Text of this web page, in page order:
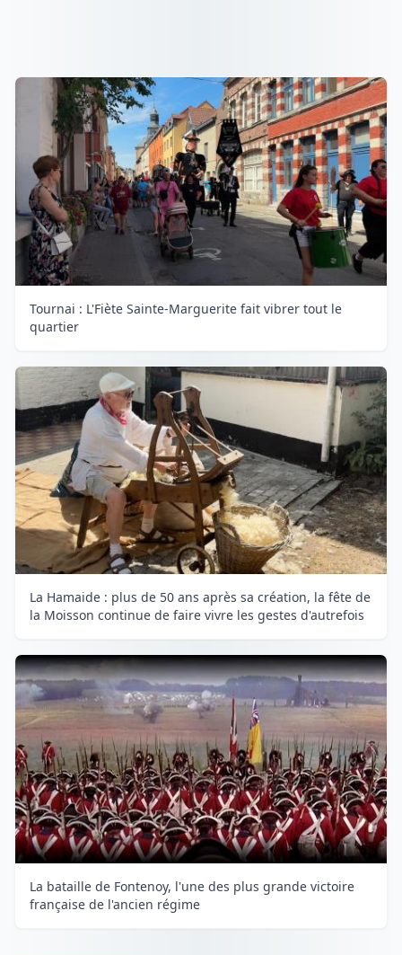
Tournai : L'Fiète Sainte-Marguerite fait vibrer tout le
quartier
La Hamaide : plus de 50 ans après sa création, la fête de
la Moisson continue de faire vivre les gestes d'autrefois
La bataille de Fontenoy, l'une des plus grande victoire
française de l'ancien régime